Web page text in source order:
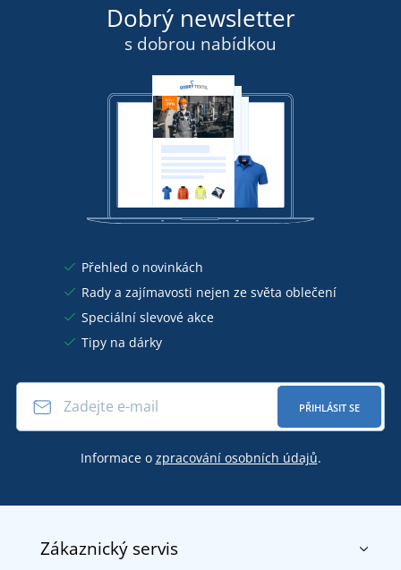
Dobrý newsletter
s dobrou nabídkou
Přehled o novinkách
Rady a zajímavosti nejen ze světa oblečení
Speciální slevové akce
Tipy na dárky
PŘIHLÁSIT SE
Informace o zpracování osobních údajů.
Zákaznický servis